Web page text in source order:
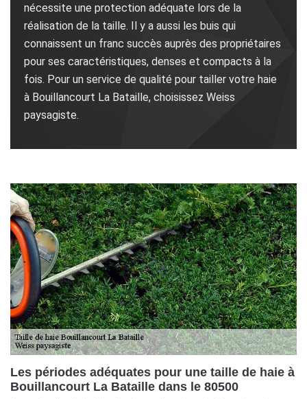
nécessite une protection adéquate lors de la
réalisation de la taille. Il y a aussi les buis qui
connaissent un franc succès auprès des propriétaires
pour ses caractéristiques, denses et compacts à la
fois. Pour un service de qualité pour tailler votre haie
à Bouillancourt La Bataille, choisissez Weiss
paysagiste.
Les périodes adéquates pour une taille de haie à
Bouillancourt La Bataille dans le 80500